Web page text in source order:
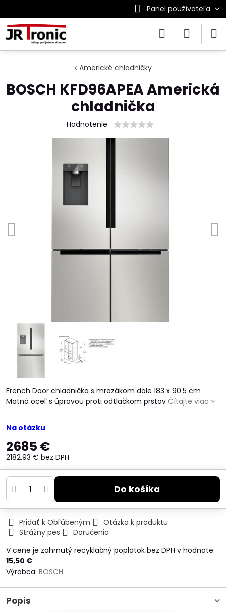
Panel používateľa
Americké chladničky
BOSCH KFD96APEA Americká
chladnička
Hodnotenie
French Door chladnička s mrazákom dole 183 x 90.5 cm
Matná oceľ s úpravou proti odtlačkom prstov Čítajte viac
Na otázku
2685 €
2182,93 € bez DPH
Do košíka
Pridať k Obľúbeným
Otázka k produktu
Strážny pes
Doručenia
V cene je zahrnutý recyklačný poplatok bez DPH v hodnote:
15,50 €
Výrobca: BOSCH
Popis